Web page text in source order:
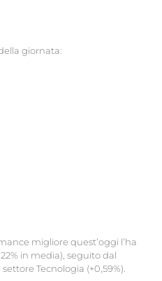
giornata:
migliore quest’oggi l’ha
in media), seguito dal
Tecnologia (+0,59%).